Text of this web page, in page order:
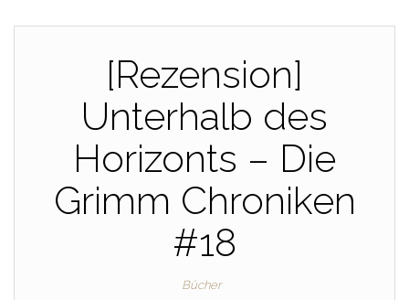
[Rezension]
Unterhalb des
Horizonts – Die
Grimm Chroniken
#18
Bücher